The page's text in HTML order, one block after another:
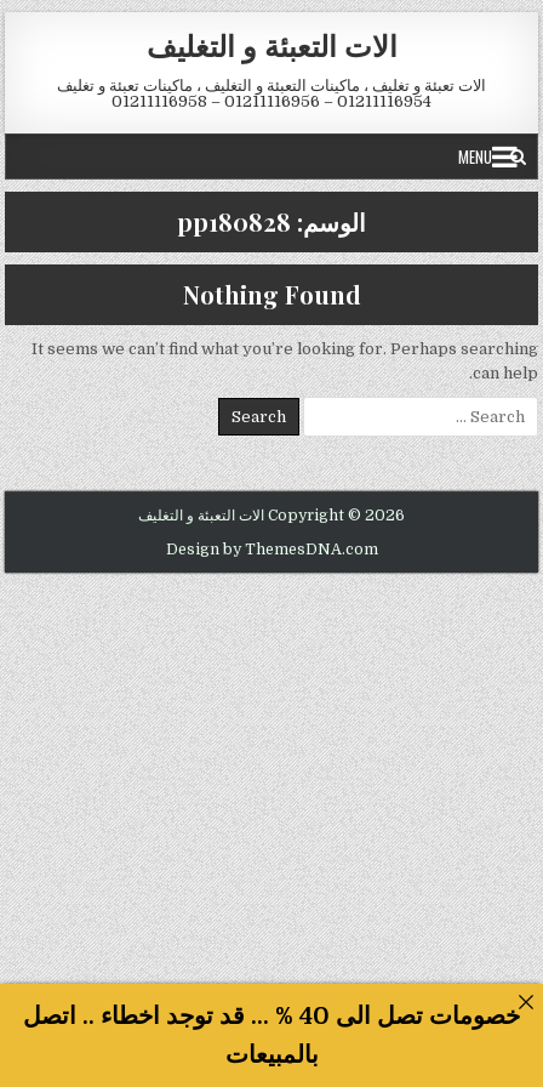
Skip to content
الات التعبئة و التغليف
الات تعبئة و تغليف ، ماكينات التعبئة و التغليف ، ماكينات تعبئة و تغليف
01211116954 – 01211116956 – 01211116958
MENU
الوسم: pp180828
Nothing Found
It seems we can’t find what you’re looking for. Perhaps searching
can help.
Search for:
Copyright © 2026 الات التعبئة و التغليف
Design by ThemesDNA.com
خصومات تصل الى 40 % ... قد توجد اخطاء .. اتصل
بالمبيعات